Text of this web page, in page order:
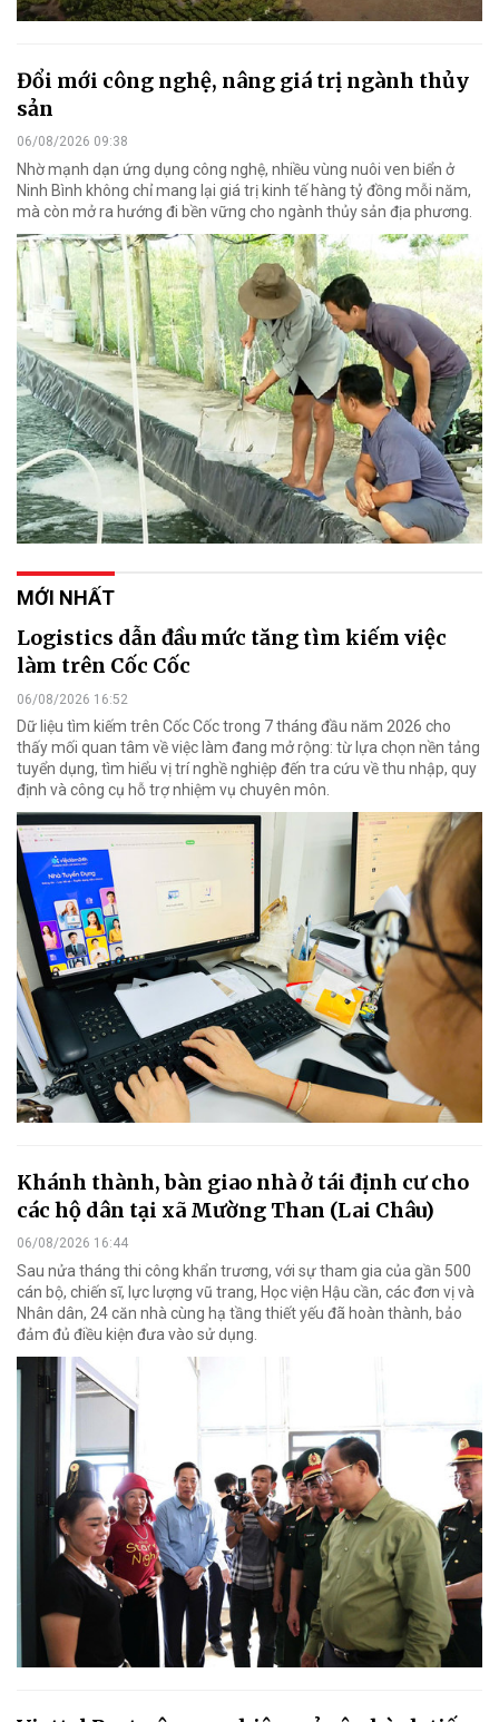
Đổi mới công nghệ, nâng giá trị ngành thủy
sản
06/08/2026 09:38
Nhờ mạnh dạn ứng dụng công nghệ, nhiều vùng nuôi ven biển ở
Ninh Bình không chỉ mang lại giá trị kinh tế hàng tỷ đồng mỗi năm,
mà còn mở ra hướng đi bền vững cho ngành thủy sản địa phương.
MỚI NHẤT
Logistics dẫn đầu mức tăng tìm kiếm việc
làm trên Cốc Cốc
06/08/2026 16:52
Dữ liệu tìm kiếm trên Cốc Cốc trong 7 tháng đầu năm 2026 cho
thấy mối quan tâm về việc làm đang mở rộng: từ lựa chọn nền tảng
tuyển dụng, tìm hiểu vị trí nghề nghiệp đến tra cứu về thu nhập, quy
định và công cụ hỗ trợ nhiệm vụ chuyên môn.
Khánh thành, bàn giao nhà ở tái định cư cho
các hộ dân tại xã Mường Than (Lai Châu)
06/08/2026 16:44
Sau nửa tháng thi công khẩn trương, với sự tham gia của gần 500
cán bộ, chiến sĩ, lực lượng vũ trang, Học viện Hậu cần, các đơn vị và
Nhân dân, 24 căn nhà cùng hạ tầng thiết yếu đã hoàn thành, bảo
đảm đủ điều kiện đưa vào sử dụng.